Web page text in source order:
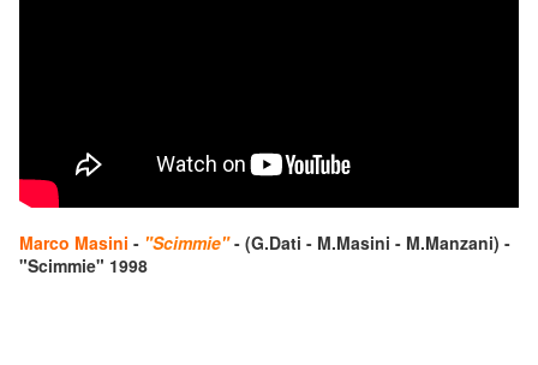
Marco Masini - "Scimmie"- (G.Dati - M.Masini - M.Manzani) -
"Scimmie" 1998